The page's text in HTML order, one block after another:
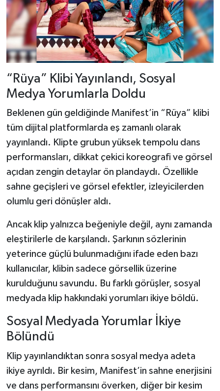
“Rüya” Klibi Yayınlandı, Sosyal
Medya Yorumlarla Doldu
Beklenen gün geldiğinde Manifest’in “Rüya” klibi
tüm dijital platformlarda eş zamanlı olarak
yayınlandı. Klipte grubun yüksek tempolu dans
performansları, dikkat çekici koreografi ve görsel
açıdan zengin detaylar ön plandaydı. Özellikle
sahne geçişleri ve görsel efektler, izleyicilerden
olumlu geri dönüşler aldı.
Ancak klip yalnızca beğeniyle değil, aynı zamanda
eleştirilerle de karşılandı. Şarkının sözlerinin
yeterince güçlü bulunmadığını ifade eden bazı
kullanıcılar, klibin sadece görsellik üzerine
kurulduğunu savundu. Bu farklı görüşler, sosyal
medyada klip hakkındaki yorumları ikiye böldü.
Sosyal Medyada Yorumlar İkiye
Bölündü
Klip yayınlandıktan sonra sosyal medya adeta
ikiye ayrıldı. Bir kesim, Manifest’in sahne enerjisini
ve dans performansını överken, diğer bir kesim